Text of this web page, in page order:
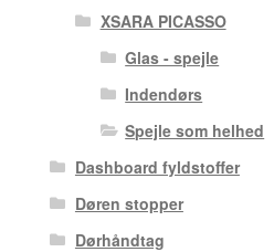
XSARA PICASSO
Glas - spejle
Indendørs
Spejle som helhed
Dashboard fyldstoffer
Døren stopper
Dørhåndtag